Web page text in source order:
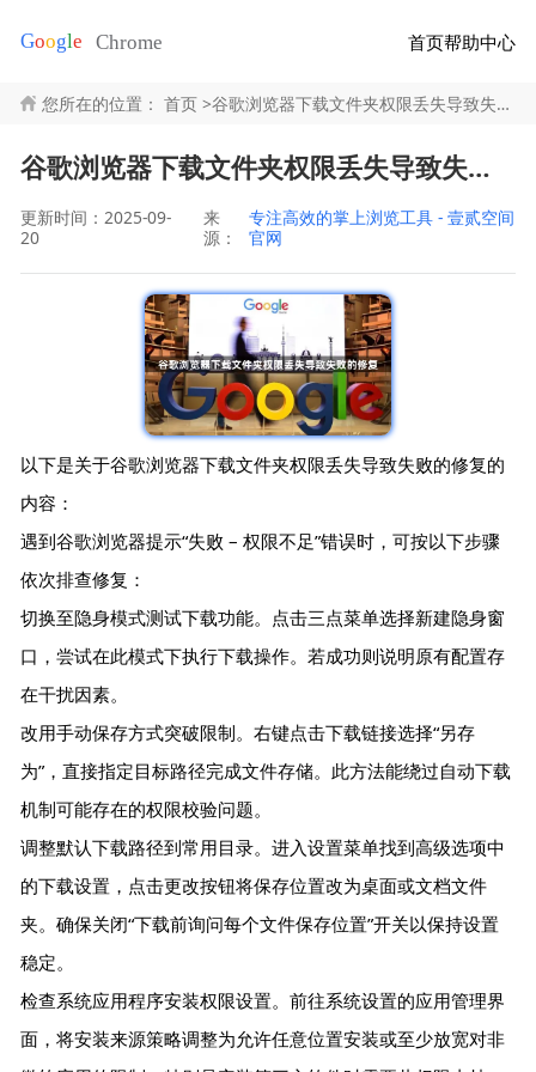
首页帮助中心
您所在的位置： 首页 >谷歌浏览器下载文件夹权限丢失导致失败的修复
谷歌浏览器下载文件夹权限丢失导致失败的修复
更新时间：2025-09-
20
来
源：
专注高效的掌上浏览工具 - 壹贰空间
官网
以下是关于谷歌浏览器下载文件夹权限丢失导致失败的修复的
内容：
遇到谷歌浏览器提示“失败 – 权限不足”错误时，可按以下步骤
依次排查修复：
切换至隐身模式测试下载功能。点击三点菜单选择新建隐身窗
口，尝试在此模式下执行下载操作。若成功则说明原有配置存
在干扰因素。
改用手动保存方式突破限制。右键点击下载链接选择“另存
为”，直接指定目标路径完成文件存储。此方法能绕过自动下载
机制可能存在的权限校验问题。
调整默认下载路径到常用目录。进入设置菜单找到高级选项中
的下载设置，点击更改按钮将保存位置改为桌面或文档文件
夹。确保关闭“下载前询问每个文件保存位置”开关以保持设置
稳定。
检查系统应用程序安装权限设置。前往系统设置的应用管理界
面，将安装来源策略调整为允许任意位置安装或至少放宽对非